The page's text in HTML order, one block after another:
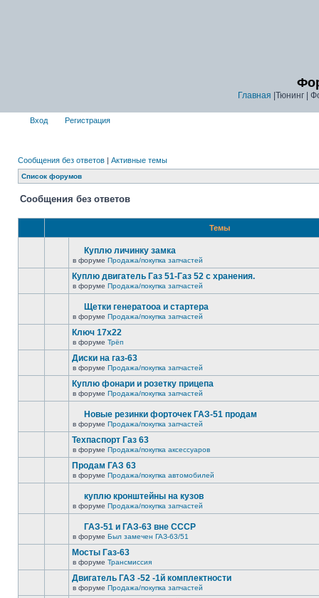
Главная |Тюнинг |
Вход Регистрация
Сообщения без ответов | Активные темы
Список форумов
Сообщения без ответов
Темы
Куплю личинку замка
в форуме Продажа/покупка запчастей
Куплю двигатель Газ 51-Газ 52 с хранения.
в форуме Продажа/покупка запчастей
Щетки генератооа и стартера
в форуме Продажа/покупка запчастей
Ключ 17х22
в форуме Трёп
Диски на газ-63
в форуме Продажа/покупка запчастей
Куплю фонари и розетку прицепа
в форуме Продажа/покупка запчастей
Новые резинки форточек ГАЗ-51 продам
в форуме Продажа/покупка запчастей
Техпаспорт Газ 63
в форуме Продажа/покупка аксессуаров
Продам ГАЗ 63
в форуме Продажа/покупка автомобилей
куплю кронштейны на кузов
в форуме Продажа/покупка запчастей
ГАЗ-51 и ГАЗ-63 вне СССР
в форуме Был замечен ГАЗ-63/51
Мосты Газ-63
в форуме Трансмиссия
Двигатель ГАЗ -52 -1й комплектности
в форуме Продажа/покупка запчастей